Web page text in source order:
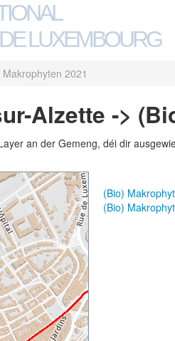
LUXEMBOURG
Makrophyten 2021
Alzette ->
an der Gemeng, déi dir
(Bio)
(Bio)